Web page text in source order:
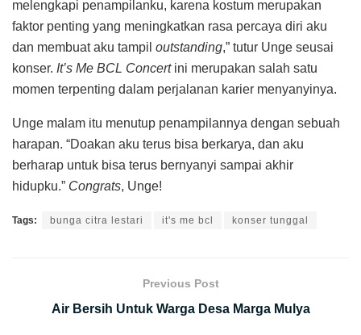
melengkapi penampilanku, karena kostum merupakan
faktor penting yang meningkatkan rasa percaya diri aku
dan membuat aku tampil outstanding,” tutur Unge seusai
konser. It’s Me BCL Concertini merupakan salah satu
momen terpenting dalam perjalanan karier menyanyinya.
Unge malam itu menutup penampilannya dengan sebuah
harapan. “Doakan aku terus bisa berkarya, dan aku
berharap untuk bisa terus bernyanyi sampai akhir
hidupku.” Congrats, Unge!
Tags: bunga citra lestari it's me bcl konser tunggal
Previous Post
Air Bersih Untuk Warga Desa Marga Mulya